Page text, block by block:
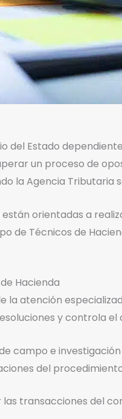
del Estado
un proceso de
la Agencia Tributaria
orientadas a
de Técnicos de
Hacienda
la atención
y controla
campo e
del
las transacciones del